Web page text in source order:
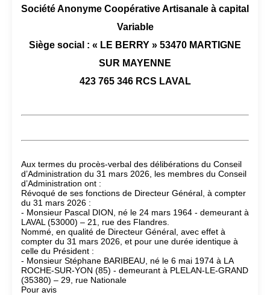
Société Anonyme Coopérative Artisanale à capital
Variable
Siège social : « LE BERRY » 53470 MARTIGNE
SUR MAYENNE
423 765 346 RCS LAVAL
Aux termes du procès-verbal des délibérations du Conseil
d’Administration du 31 mars 2026, les membres du Conseil
d’Administration ont :
Révoqué de ses fonctions de Directeur Général, à compter
du 31 mars 2026 :
- Monsieur Pascal DION, né le 24 mars 1964 - demeurant à
LAVAL (53000) – 21, rue des Flandres.
Nommé, en qualité de Directeur Général, avec effet à
compter du 31 mars 2026, et pour une durée identique à
celle du Président :
- Monsieur Stéphane BARIBEAU, né le 6 mai 1974 à LA
ROCHE-SUR-YON (85) - demeurant à PLELAN-LE-GRAND
(35380) – 29, rue Nationale
Pour avis